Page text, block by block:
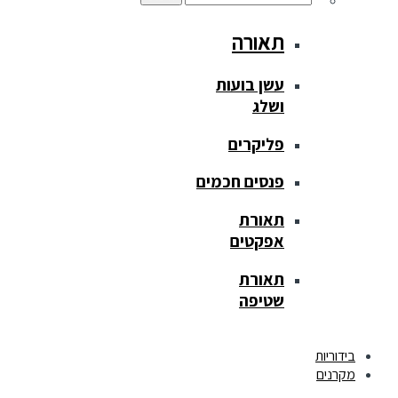
תאורה
עשן בועות
ושלג
פליקרים
פנסים חכמים
תאורת
אפקטים
תאורת
שטיפה
בידוריות
מקרנים